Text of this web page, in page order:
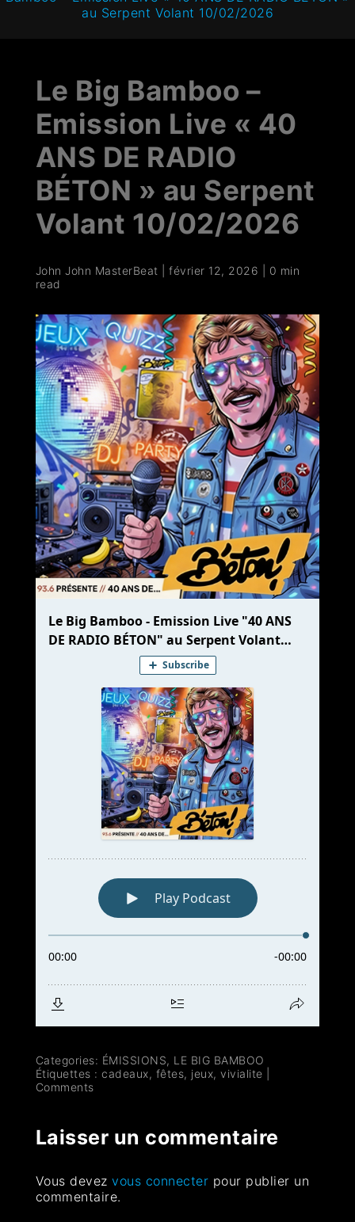
au Serpent Volant 10/02/2026
Le Big Bamboo –
Emission Live « 40
ANS DE RADIO
BÉTON » au Serpent
Volant 10/02/2026
John John MasterBeat |février 12, 2026
0 min
read
Categories: ÉMISSIONS, LE BIG BAMBOO
Étiquettes :cadeaux, fêtes, jeux,vivialite
Comments
Laisser un commentaire
Vous devezvous connecter pour publier un
commentaire.